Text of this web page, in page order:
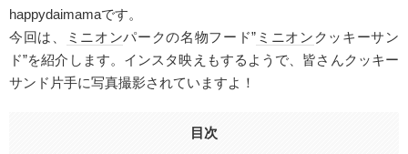
happydaimamaです。
今回は、
ミニオンパークの名物フード” ミニオン クッキーサン
ド”を紹介します。インスタ映えもするようで、皆さんクッキー
サンド片手に写真撮影されていますよ！
目次